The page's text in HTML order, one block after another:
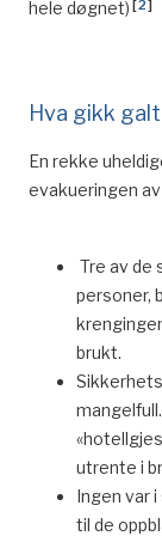
hele døgnet) [2]
Hva gikk galt
En rekke
evakueringen
Tre av de
personer,
brukt.
utrente i
Ingen var
til de